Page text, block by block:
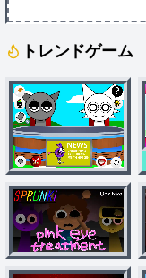
トレンドゲーム